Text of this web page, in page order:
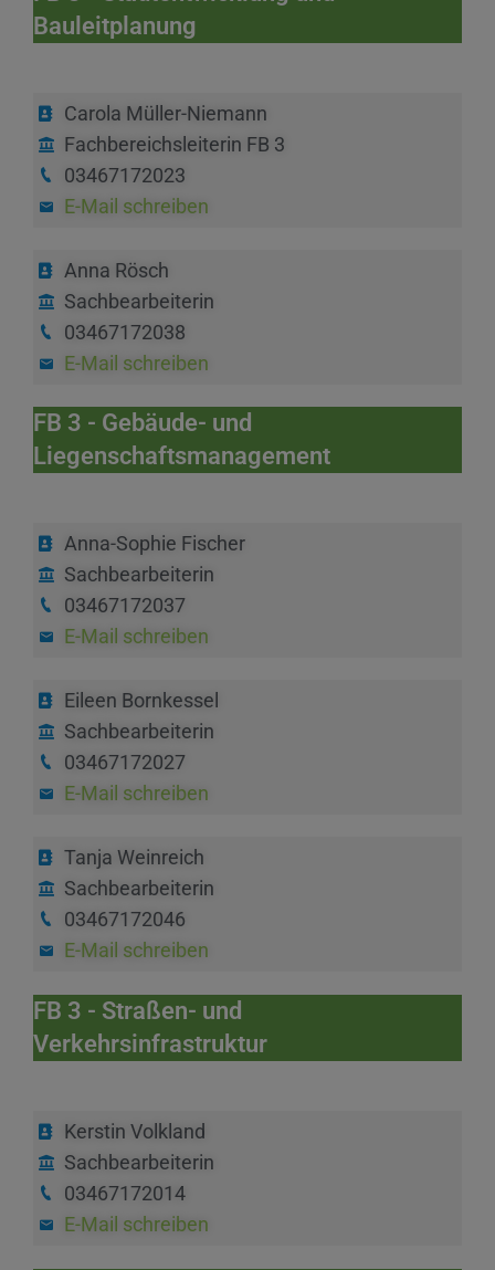
Bauleitplanung
Carola Müller-Niemann
Fachbereichsleiterin FB 3
03467172023
E-Mail schreiben
Anna Rösch
Sachbearbeiterin
03467172038
E-Mail schreiben
FB 3 - Gebäude- und
Liegenschaftsmanagement
Anna-Sophie Fischer
Sachbearbeiterin
03467172037
E-Mail schreiben
Eileen Bornkessel
Sachbearbeiterin
03467172027
E-Mail schreiben
Tanja Weinreich
Sachbearbeiterin
03467172046
E-Mail schreiben
FB 3 - Straßen- und
Verkehrsinfrastruktur
Kerstin Volkland
Sachbearbeiterin
03467172014
E-Mail schreiben